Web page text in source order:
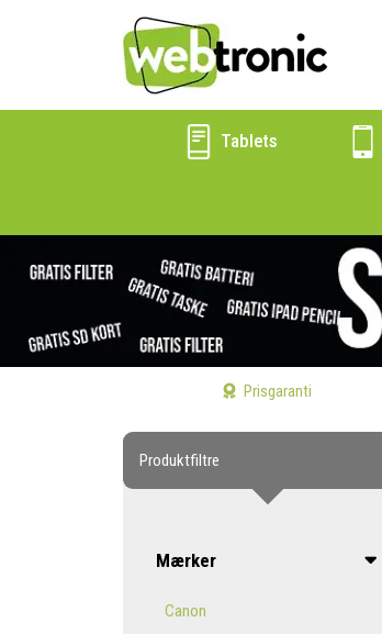
Tablets
Prisgaranti
Produktfiltre
Mærker
Canon